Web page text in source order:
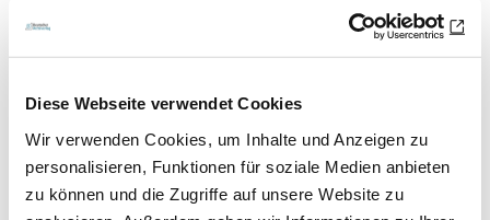
Diese Webseite verwendet Cookies
Wir verwenden Cookies, um Inhalte und Anzeigen zu
personalisieren, Funktionen für soziale Medien anbieten
zu können und die Zugriffe auf unsere Website zu
Zur Übersicht